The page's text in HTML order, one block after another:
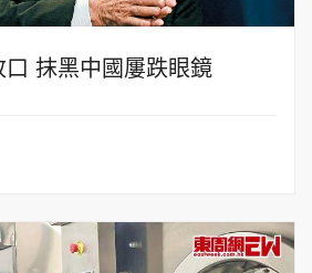
抹黑中國屢跌眼鏡